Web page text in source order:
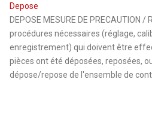
Depose
DEPOSE MESURE DE PRECAUTION /
procédures nécessaires (réglage,
enregistrement) qui doivent être
pièces ont été déposées, reposées,
dépose/repose de l'ensemble de